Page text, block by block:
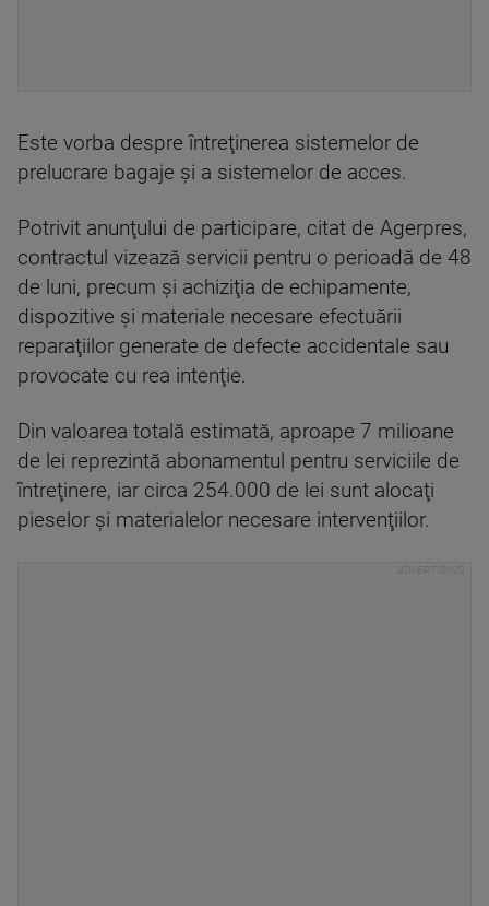
Este vorba despre întreţinerea sistemelor de
prelucrare bagaje şi a sistemelor de acces.
Potrivit anunţului de participare, citat de Agerpres,
contractul vizează servicii pentru o perioadă de 48
de luni, precum şi achiziţia de echipamente,
dispozitive şi materiale necesare efectuării
reparaţiilor generate de defecte accidentale sau
provocate cu rea intenţie.
Din valoarea totală estimată, aproape 7 milioane
de lei reprezintă abonamentul pentru serviciile de
întreţinere, iar circa 254.000 de lei sunt alocaţi
pieselor şi materialelor necesare intervenţiilor.